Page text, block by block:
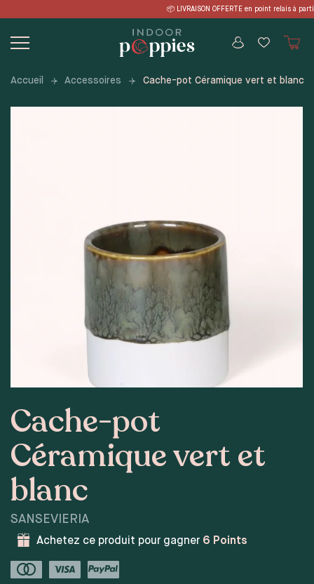
content
OFFERTE en point relais à
Accueil Accessoires Cache-pot Céramique vert et blanc
Cache-pot
Céramique vert et
blanc
SANSEVIERIA
Achetez ce produit pour gagner 6 Points